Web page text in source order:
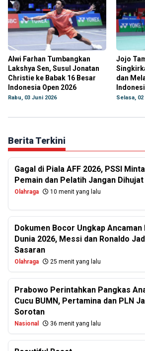
Alwi Farhan Tumbangkan
Lakshya Sen, Susul Jonatan
Christie ke Babak 16 Besar
Indonesia Open 2026
Rabu, 03 Juni 2026
Jojo
dan
Selasa,
Berita Terkini
Gagal di Piala AFF 2026, PSSI Minta
Pemain dan Pelatih Jangan Dihujat
Olahraga 10 menit yang lalu
Dokumen Bocor Ungkap Ancaman
Dunia 2026, Messi dan Ronaldo
Sasaran
Olahraga 25 menit yang lalu
Prabowo Perintahkan Pangkas
Cucu BUMN, Pertamina dan PLN
Sorotan
Nasional 36 menit yang lalu